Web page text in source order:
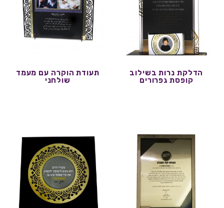
הדלקת נרות בשילוב
קופסת גפרורים
תעודת הוקרה עם מעמד
שולחני